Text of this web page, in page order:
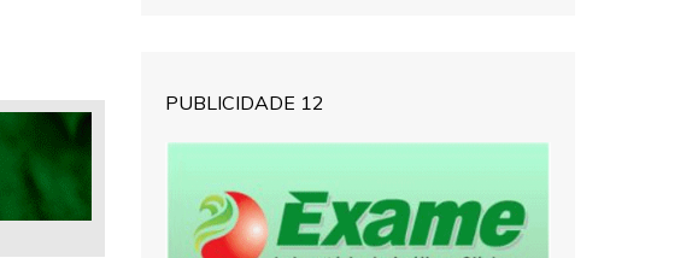
PUBLICIDADE 12